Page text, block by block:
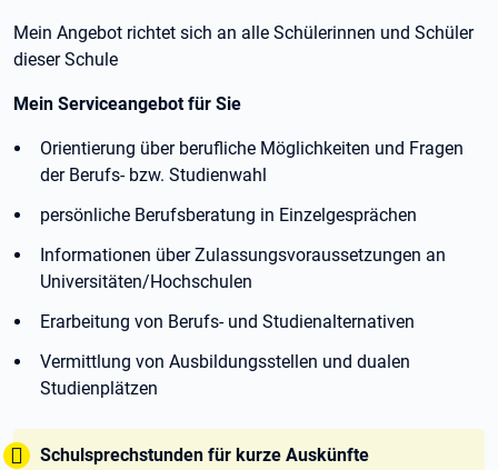
Mein Angebot richtet sich an alle Schülerinnen und Schüler
dieser Schule
Mein Serviceangebot für Sie
Orientierung über berufliche Möglichkeiten und Fragen
der Berufs- bzw. Studienwahl
persönliche Berufsberatung in Einzelgesprächen
Informationen über Zulassungsvoraussetzungen an
Universitäten/Hochschulen
Erarbeitung von Berufs- und Studienalternativen
Vermittlung von Ausbildungsstellen und dualen
Studienplätzen
Tipp:
Schulsprechstunden für kurze Auskünfte